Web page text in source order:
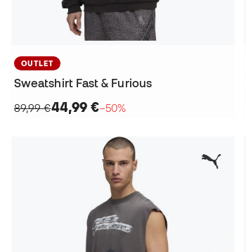
OUTLET
Sweatshirt Fast & Furious
89,99 €44,99 €−50%